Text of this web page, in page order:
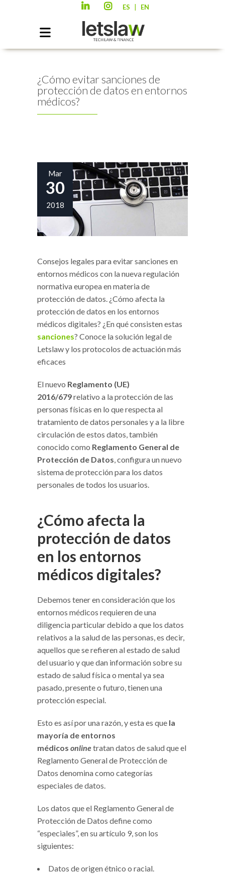
ES EN
¿Cómo evitar sanciones de
protección de datos en entornos
médicos?
Mar
30
2018
Consejos legales para evitar sanciones en
entornos médicos con la nueva regulación
normativa europea en materia de
protección de datos. ¿Cómo afecta la
protección de datos en los entornos
médicos digitales? ¿En qué consisten estas
sanciones? Conoce la solución legal de
Letslaw y los protocolos de actuación más
eficaces
El nuevo Reglamento (UE)
2016/679relativo a la protección de las
personas físicas en lo que respecta al
tratamiento de datos personales y a la libre
circulación de estos datos, también
conocido como Reglamento General de
Protección de Datos, configura un nuevo
sistema de protección para los datos
personales de todos los usuarios.
¿Cómo afecta la
protección de datos
en los entornos
médicos digitales?
Debemos tener en consideración que los
entornos médicos requieren de una
diligencia particular debido a que los datos
relativos a la salud de las personas, es decir,
aquellos que se refieren al estado de salud
del usuario y que dan información sobre su
estado de salud física o mental ya sea
pasado, presente o futuro, tienen una
protección especial.
Esto es así por una razón, y esta es que la
mayoría de entornos
médicos onlinetratan datos de salud que el
Reglamento General de Protección de
Datos denomina como categorías
especiales de datos.
Los datos que el Reglamento General de
Protección de Datos define como
“especiales”, en su artículo 9, son los
siguientes:
Datos de origen étnico o racial.